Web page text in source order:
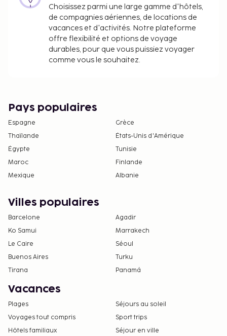
Choisissez parmi une large gamme d'hôtels,
de compagnies aériennes, de locations de
vacances et d'activités. Notre plateforme
offre flexibilité et options de voyage
durables, pour que vous puissiez voyager
comme vous le souhaitez.
Pays populaires
Espagne
Grèce
Thaïlande
États-Unis d'Amérique
Égypte
Tunisie
Maroc
Finlande
Mexique
Albanie
Villes populaires
Barcelone
Agadir
Ko Samui
Marrakech
Le Caire
Séoul
Buenos Aires
Turku
Tirana
Panamá
Vacances
Plages
Séjours au soleil
Voyages tout compris
Sport trips
Hôtels familiaux
Séjour en ville